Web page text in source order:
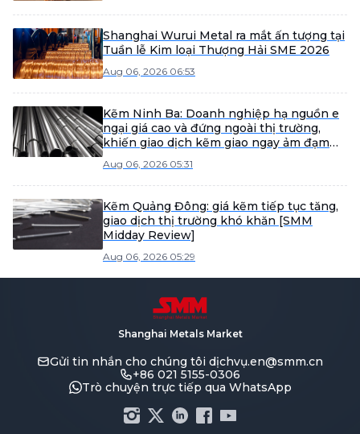
Shanghai Wurui Metal ra mắt ấn tượng tại
Tuần lễ Kim loại Thượng Hải SME 2026
Aug 06, 2026 06:53
Kẽm Ninh Ba: Doanh nghiệp hạ nguồn e
ngại giá cao và đứng ngoài thị trường,
khiến giao dịch kẽm giao ngay ảm đạm
Aug 06, 2026 05:31
Kẽm Quảng Đông: giá kẽm tiếp tục tăng,
giao dịch thị trường khó khăn [SMM
Midday Review]
Aug 06, 2026 05:29
Shanghai Metals Market
Gửi tin nhắn cho chúng tôi dịchvụ.en@smm.cn
+86 021 5155-0306
Trò chuyện trực tiếp qua WhatsApp